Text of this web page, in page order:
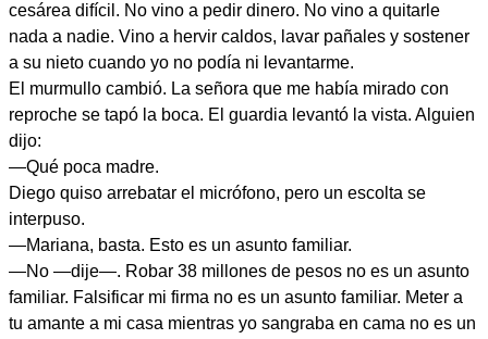
cesárea difícil. No vino a pedir dinero. No vino a quitarle
nada a nadie. Vino a hervir caldos, lavar pañales y sostener
a su nieto cuando yo no podía ni levantarme.
El murmullo cambió. La señora que me había mirado con
reproche se tapó la boca. El guardia levantó la vista. Alguien
dijo:
—Qué poca madre.
Diego quiso arrebatar el micrófono, pero un escolta se
interpuso.
—Mariana, basta. Esto es un asunto familiar.
—No —dije—. Robar 38 millones de pesos no es un asunto
familiar. Falsificar mi firma no es un asunto familiar. Meter a
tu amante a mi casa mientras yo sangraba en cama no es un